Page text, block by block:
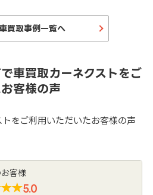
買取事例一覧へ
車買取カーネクストをご
客様の声
をご利用いただいたお客様の声
客様
5.0